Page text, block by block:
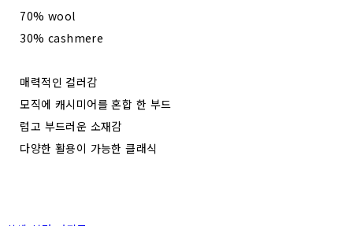
70% wool
30% cashmere
매력적인 컬러감
모직에 캐시미어를 혼합 한 부드
럽고 부드러운 소재감
다양한 활용이 가능한 클래식